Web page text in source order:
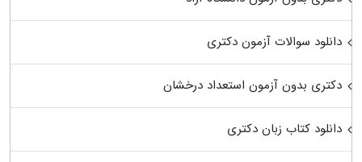
دانلود سوالات آزمون دکتری
دکتری بدون آزمون استعداد درخشان
دانلود کتاب زبان دکتری